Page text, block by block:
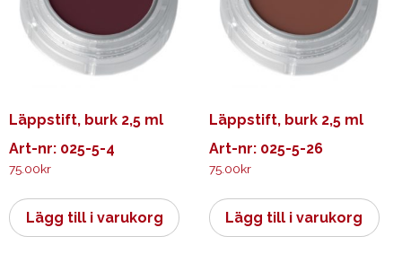
Läppstift, burk 2,5 ml
Art-nr: 025-5-4
75.00kr
Lägg till i varukorg
Läppstift, burk 2,5 ml
Art-nr: 025-5-26
75.00kr
Lägg till i varukorg